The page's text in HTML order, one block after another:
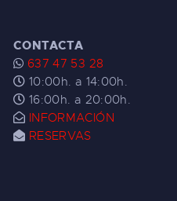
CONTACTA
637 47 53 28
10:00h. a 14:00h.
16:00h. a 20:00h.
INFORMACIÓN
RESERVAS